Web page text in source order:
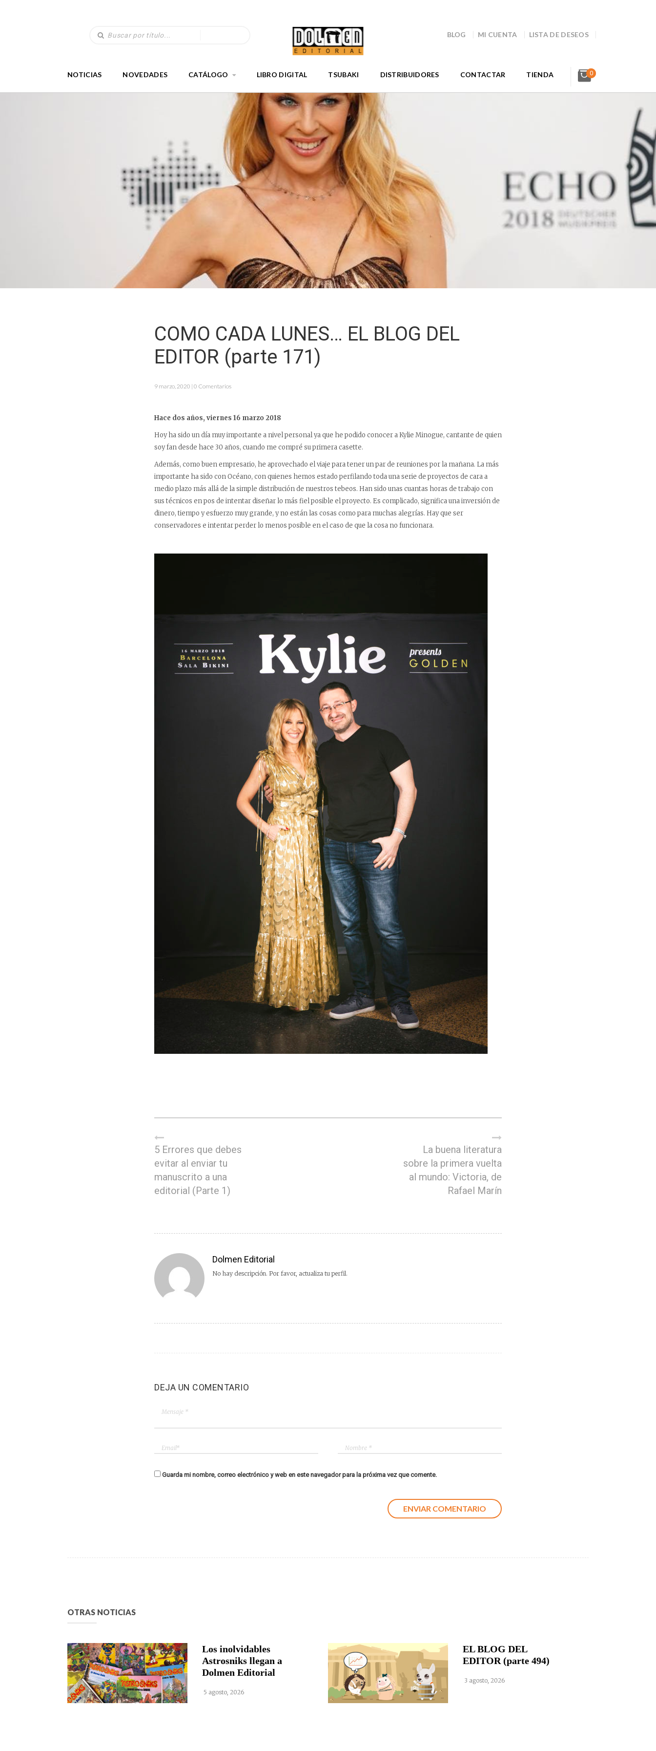
BLOG MI CUENTA LISTA DE DESEOS
NOTICIAS NOVEDADES CATÁLOGO LIBRO DIGITAL TSUBAKI DISTRIBUIDORES CONTACTAR TIENDA 0
COMO CADA LUNES… EL BLOG DEL
EDITOR (parte 171)
9 marzo, 2020 | 0 Comentarios
Hace dos años, viernes 16 marzo 2018
Hoy ha sido un día muy importante a nivel personal ya que he podido conocer a Kylie Minogue, cantante de quien
soy fan desde hace 30 años, cuando me compré su primera casette.
Además, como buen empresario, he aprovechado el viaje para tener un par de reuniones por la mañana. La más
importante ha sido con Océano, con quienes hemos estado perfilando toda una serie de proyectos de cara a
medio plazo más allá de la simple distribución de nuestros tebeos. Han sido unas cuantas horas de trabajo con
sus técnicos en pos de intentar diseñar lo más fiel posible el proyecto. Es complicado, significa una inversión de
dinero, tiempo y esfuerzo muy grande, y no están las cosas como para muchas alegrías. Hay que ser
conservadores e intentar perder lo menos posible en el caso de que la cosa no funcionara.
5 Errores que debes
evitar al enviar tu
manuscrito a una
editorial (Parte 1)
La buena literatura
sobre la primera vuelta
al mundo: Victoria, de
Rafael Marín
Dolmen Editorial
No hay descripción. Por favor, actualiza tu perfil.
DEJA UN COMENTARIO
Guarda mi nombre, correo electrónico y web en este navegador para la próxima vez que comente.
OTRAS NOTICIAS
Los inolvidables
Astrosniks llegan a
Dolmen Editorial
5 agosto, 2026
EL BLOG DEL
EDITOR (parte 494)
3 agosto, 2026